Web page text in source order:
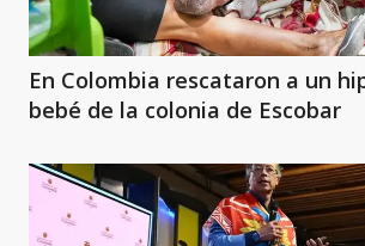
En Colombia rescataron a un
bebé de la colonia de Escobar